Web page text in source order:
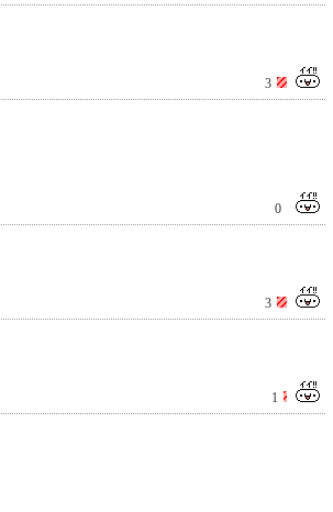
3
0
3
1